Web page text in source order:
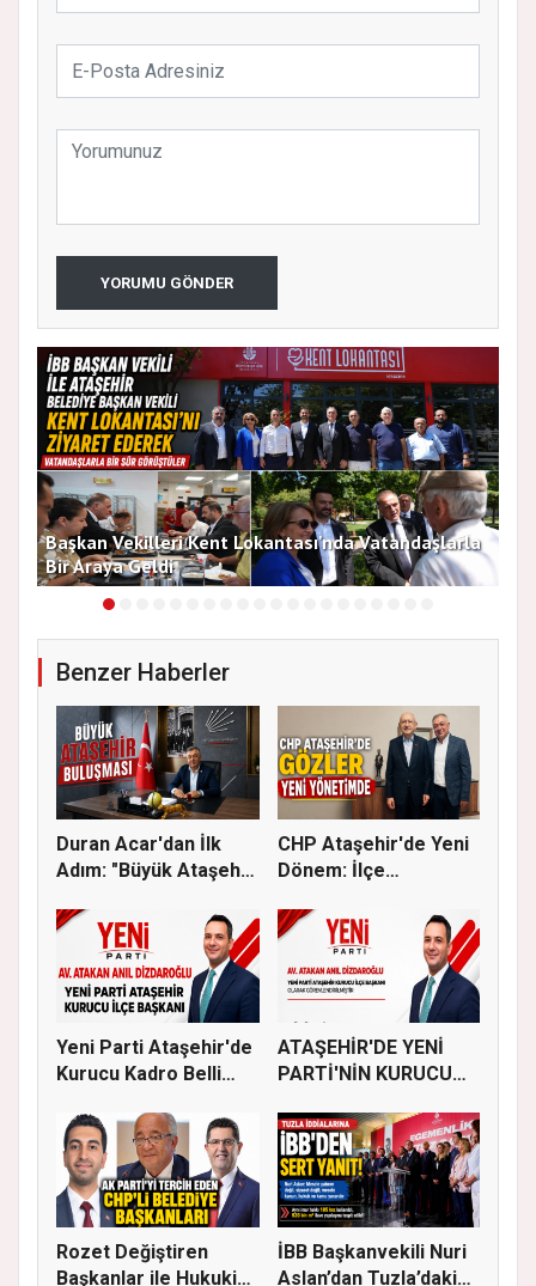
YORUMU GÖNDER
Başkan Vekilleri Kent Lokantası'nda Vatandaşlarla
Bir Araya Geldi
Benzer Haberler
Duran Acar'dan İlk
Adım: "Büyük Ataşehir
CHP Ataşehir'de Yeni
Dönem: İlçe
Yeni Parti Ataşehir'de
Kurucu Kadro Belli
ATAŞEHİR'DE YENİ
PARTİ'NİN KURUCU
Rozet Değiştiren
Başkanlar ile Hukuki
İBB Başkanvekili Nuri
Aslan’dan Tuzla’daki